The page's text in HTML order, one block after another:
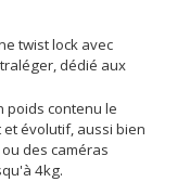
twist lock avec
dédié aux
poids contenu le
évolutif, aussi bien
des caméras
4kg.